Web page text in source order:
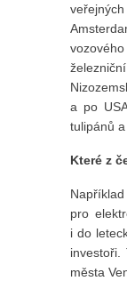
a po
tulipánů a
Které z
pro
i do
města